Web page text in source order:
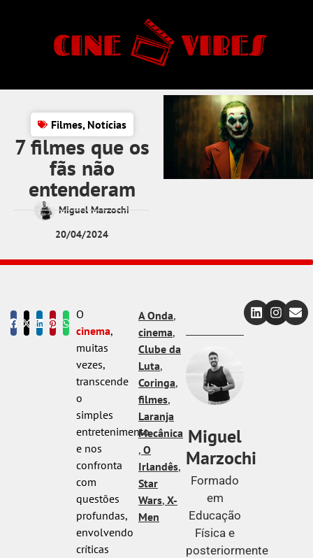
Filmes, Notícias
7 filmes que os
fãs não
entenderam
Miguel Marzochi
20/04/2024
O
cinema,
muitas
vezes,
transcende
o
simples
entretenimento
e nos
confronta
com
questões
profundas,
envolvendo
críticas
A Onda,
cinema,
Clube da
Luta,
Coringa,
filmes,
Laranja
Mecânica
,O
Irlandês,
Star
Wars,X-
Men
Miguel
Marzochi
Formado
em
Educação
Física e
posteriormente